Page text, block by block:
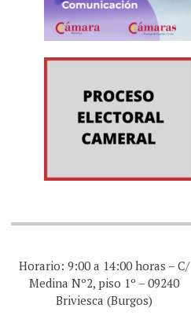
Horario: 9:00 a 14:00 horas – C/
Medina Nº2, piso 1º – 09240
Briviesca (Burgos)